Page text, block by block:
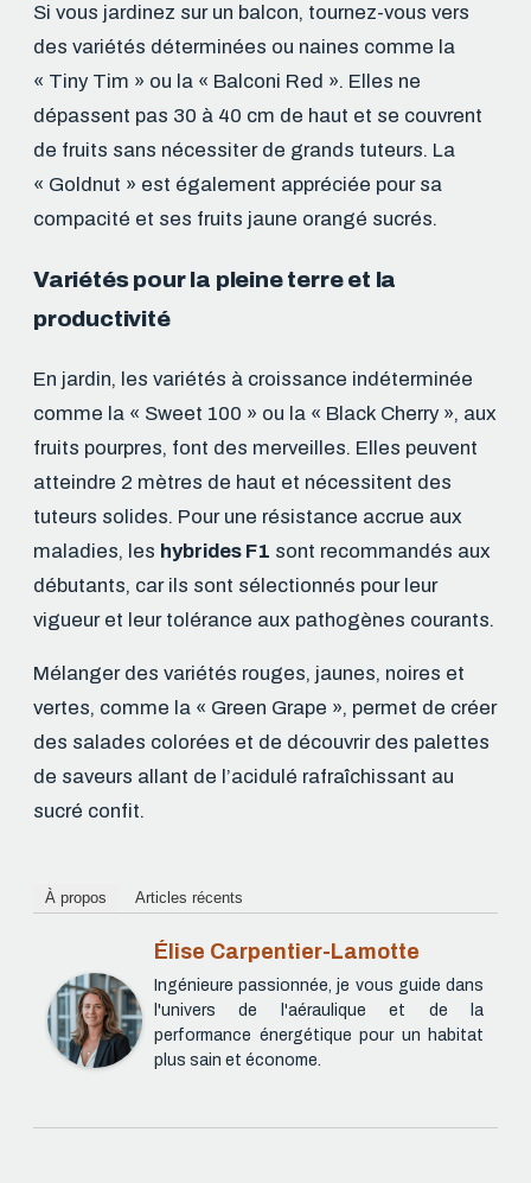
Si vous jardinez sur un balcon, tournez-vous vers
des variétés déterminées ou naines comme la
« Tiny Tim » ou la « Balconi Red ». Elles ne
dépassent pas 30 à 40 cm de haut et se couvrent
de fruits sans nécessiter de grands tuteurs. La
« Goldnut » est également appréciée pour sa
compacité et ses fruits jaune orangé sucrés.
Variétés pour la pleine terre et la
productivité
En jardin, les variétés à croissance indéterminée
comme la « Sweet 100 » ou la « Black Cherry », aux
fruits pourpres, font des merveilles. Elles peuvent
atteindre 2 mètres de haut et nécessitent des
tuteurs solides. Pour une résistance accrue aux
maladies, les hybrides F1 sont recommandés aux
débutants, car ils sont sélectionnés pour leur
vigueur et leur tolérance aux pathogènes courants.
Mélanger des variétés rouges, jaunes, noires et
vertes, comme la « Green Grape », permet de créer
des salades colorées et de découvrir des palettes
de saveurs allant de l’acidulé rafraîchissant au
sucré confit.
À propos Articles récents
Élise Carpentier-Lamotte
Ingénieure passionnée, je vous guide dans
l'univers de l'aéraulique et de la
performance énergétique pour un habitat
plus sain et économe.